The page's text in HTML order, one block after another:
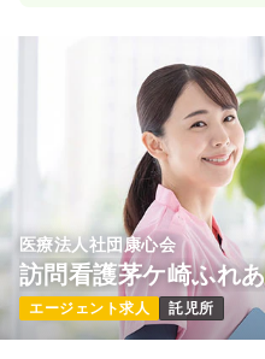
8:30～17:00（休憩60
土日祝休み
気になる
2交代（常勤）
給与 お問い合わせください
時間 8:30～17:00（休憩60分
医療法人社団康心会
訪問看護茅ケ崎ふれ
エージェント求人 託児所